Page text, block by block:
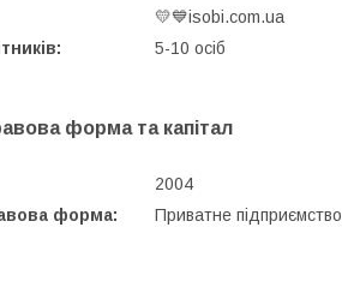
💛💙isobi.com.ua
5-10 осіб
форма та капітал
2004
форма:
Приватне підприємство